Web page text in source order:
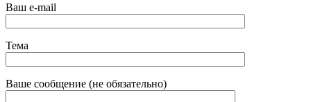
Ваш e-mail
Тема
Ваше сообщение (не обязательно)